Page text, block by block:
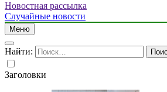
Новостная рассылка
Случайные новости
Меню
Найти:
Заголовки